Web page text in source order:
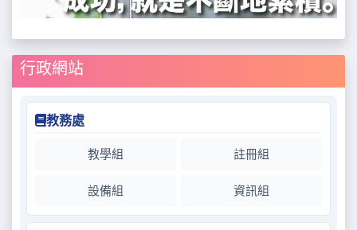
行政網站
教務處
教學組 註冊組
設備組 資訊組